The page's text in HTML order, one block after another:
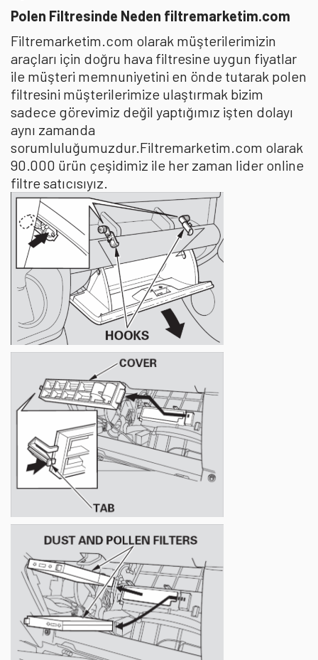
Polen Filtresinde Neden filtremarketim.com
Filtremarketim.com olarak müşterilerimizin
araçları için doğru hava filtresine uygun fiyatlar
ile müşteri memnuniyetini en önde tutarak polen
filtresini müşterilerimize ulaştırmak bizim
sadece görevimiz değil yaptığımız işten dolayı
aynı zamanda
sorumluluğumuzdur.Filtremarketim.com olarak
90.000 ürün çeşidimiz ile her zaman lider online
filtre satıcısıyız.